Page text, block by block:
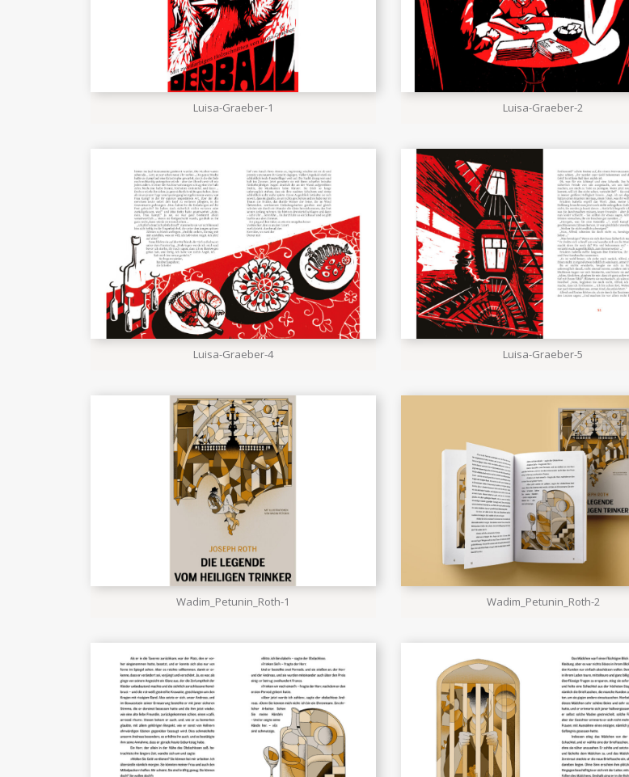
Luisa-Graeber-1 Luisa-Graeber-2
Luisa-Graeber-4 Luisa-Graeber-5
Wadim_Petunin_Roth-1 Wadim_Petunin_Roth-2